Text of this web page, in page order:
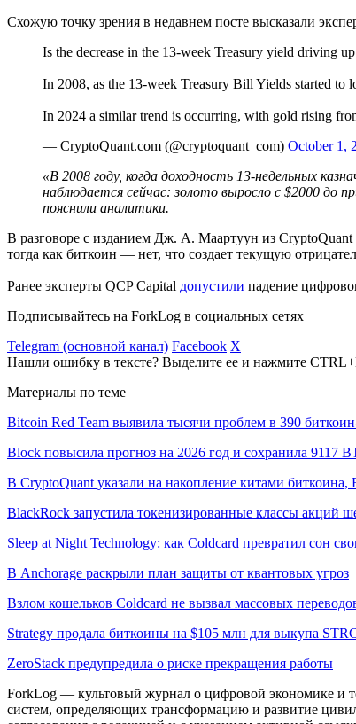
Схожую точку зрения в недавнем посте высказали
Is the decrease in the 13-week Treasury yield driving
In 2008, as the 13-week Treasury Bill Yields started to
In 2024 a similar trend is occurring, with gold rising
— CryptoQuant.com (@cryptoquant_com) October 1,
«В 2008 году, когда доходность 13-недельных
наблюдается сейчас: золото выросло с $2000
пояснили аналитики.
В разговоре с изданием Дж. А. Маартуун из CryptoQuant
тогда как биткоин — нет, что создает текущую
Ранее эксперты QCP Capital допустили падение
Подписывайтесь на ForkLog в социальных сетях
Telegram (основной канал) Facebook X
Нашли ошибку в тексте? Выделите ее и нажмите
Материалы по теме
Bitcoin Red Team выявила тысячи проблем в 390
Block повысила прогноз на 2026 год и сохранила 9117
В CryptoQuant указали на накопление китами биткоина,
BlackRock запустила токенизированные классы акций
Sleep at Night Technology: как Coldcard превратил сон
В Anchorage раскрыли план защиты от квантовых угроз
Взлом кошельков Coldcard не вызвал массовых
Strategy продала биткоины на $105 млн для выкупа
ZeroStack предупредила о риске прекращения работы
ForkLog — культовый журнал о цифровой экономике и
систем, определяющих трансформацию и развитие